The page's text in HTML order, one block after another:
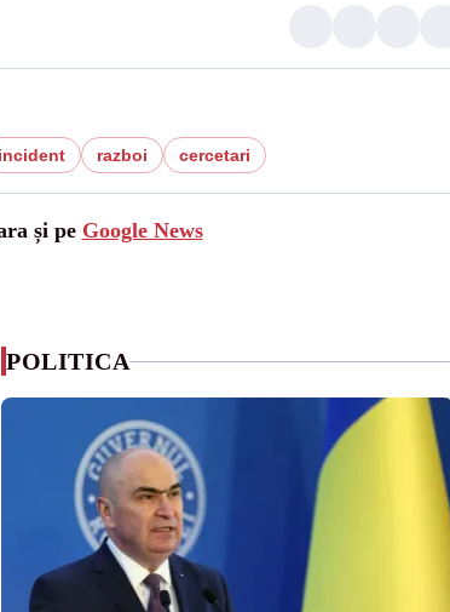
incident razboi cercetari
și pe Google News
POLITICA